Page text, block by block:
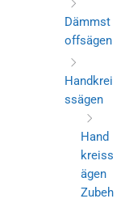
Dämmst
offsägen
Handkrei
ssägen
Hand
kreiss
ägen
Zubeh